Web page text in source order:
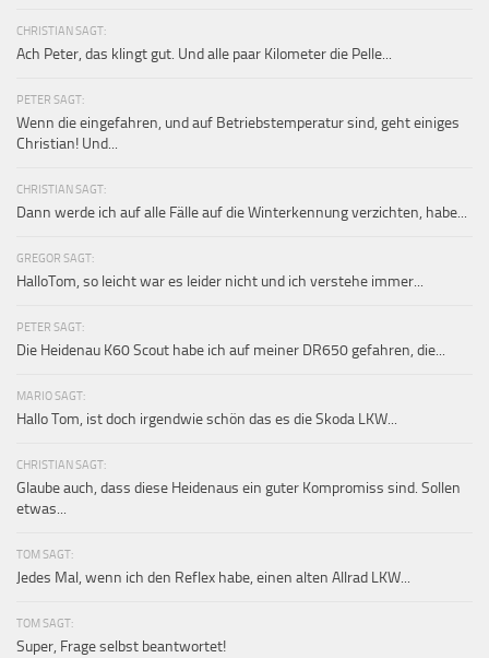
CHRISTIAN SAGT:
Ach Peter, das klingt gut. Und alle paar Kilometer die Pelle...
PETER SAGT:
Wenn die eingefahren, und auf Betriebstemperatur sind, geht einiges
Christian! Und...
CHRISTIAN SAGT:
Dann werde ich auf alle Fälle auf die Winterkennung verzichten, habe...
GREGOR SAGT:
HalloTom, so leicht war es leider nicht und ich verstehe immer...
PETER SAGT:
Die Heidenau K60 Scout habe ich auf meiner DR650 gefahren, die...
MARIO SAGT:
Hallo Tom, ist doch irgendwie schön das es die Skoda LKW...
CHRISTIAN SAGT:
Glaube auch, dass diese Heidenaus ein guter Kompromiss sind. Sollen
etwas...
TOM SAGT:
Jedes Mal, wenn ich den Reflex habe, einen alten Allrad LKW...
TOM SAGT:
Super, Frage selbst beantwortet!